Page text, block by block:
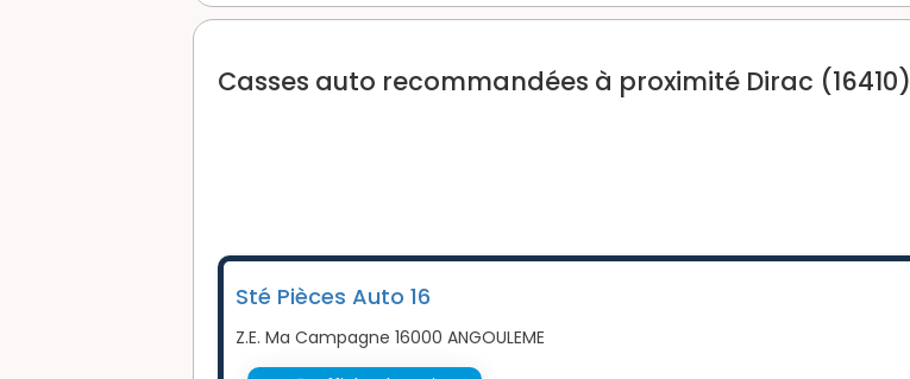
Casses auto recommandées à proximité Dirac (16410)
Sté Pièces Auto 16
Z.E. Ma Campagne 16000 ANGOULEME